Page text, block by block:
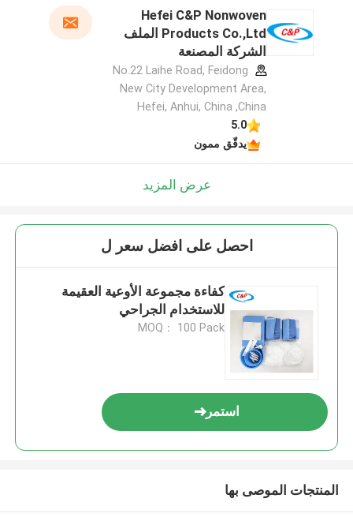
Hefei C&P Nonwoven
Products Co.,Ltd الملف
الشركة المصنعة
No.22 Laihe Road, Feidong
New City Development Area,
Hefei, Anhui, China ,China
5.0
يدقّق ممون
عرض المزيد
احصل على افضل سعر ل
كفاءة مجموعة الأوعية العقيمة
للاستخدام الجراحي
MOQ： 100 Pack
استمر
المنتجات الموصى بها